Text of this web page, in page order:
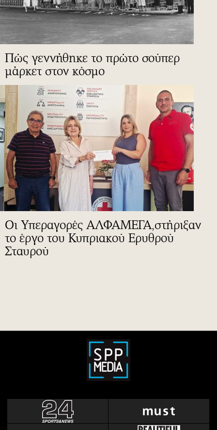
Πώς γεννήθηκε το πρώτο σούπερ
μάρκετ στον κόσμο
Οι Υπεραγορές ΑΛΦΑΜΕΓΑ,στήριξαν
το έργο του Κυπριακού Ερυθρού
Σταυρού